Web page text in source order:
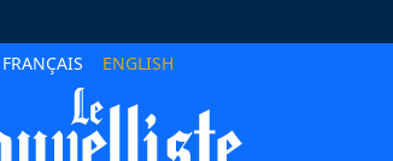
FRANÇAIS ENGLISH